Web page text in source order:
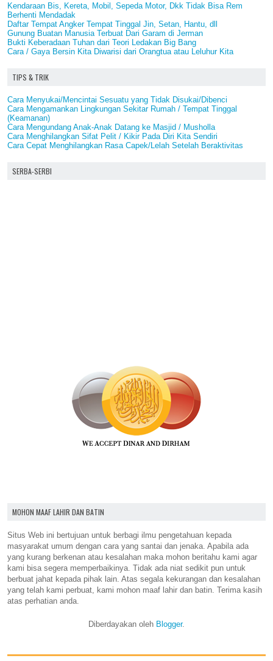
Kendaraan Bis, Kereta, Mobil, Sepeda Motor, Dkk Tidak Bisa Rem
Berhenti Mendadak
Daftar Tempat Angker Tempat Tinggal Jin, Setan, Hantu, dll
Gunung Buatan Manusia Terbuat Dari Garam di Jerman
Bukti Keberadaan Tuhan dari Teori Ledakan Big Bang
Cara / Gaya Bersin Kita Diwarisi dari Orangtua atau Leluhur Kita
TIPS & TRIK
Cara Menyukai/Mencintai Sesuatu yang Tidak Disukai/Dibenci
Cara Mengamankan Lingkungan Sekitar Rumah / Tempat Tinggal
(Keamanan)
Cara Mengundang Anak-Anak Datang ke Masjid / Musholla
Cara Menghilangkan Sifat Pelit / Kikir Pada Diri Kita Sendiri
Cara Cepat Menghilangkan Rasa Capek/Lelah Setelah Beraktivitas
SERBA-SERBI
MOHON MAAF LAHIR DAN BATIN
Situs Web ini bertujuan untuk berbagi ilmu pengetahuan kepada
masyarakat umum dengan cara yang santai dan jenaka. Apabila ada
yang kurang berkenan atau kesalahan maka mohon beritahu kami agar
kami bisa segera memperbaikinya. Tidak ada niat sedikit pun untuk
berbuat jahat kepada pihak lain. Atas segala kekurangan dan kesalahan
yang telah kami perbuat, kami mohon maaf lahir dan batin. Terima kasih
atas perhatian anda.
Diberdayakan oleh Blogger.